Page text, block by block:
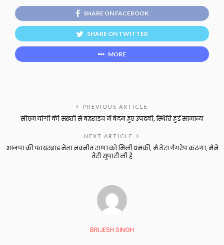
SHARE ON FACEBOOK
SHARE ON TWITTER
MORE
PREVIOUS ARTICLE
सीएम योगी की सख्ती से बहराइच में बेदम हुए उपद्रवी, स्थिति हुई सामान्य
NEXT ARTICLE
भाजपा की फायरब्रांड नेता नवनीत राणा को मिली धमकी, मैं तेरा गैंगरेप करूंगा, मैंने
तेरी सुपारी ली है
BRIJESH SINGH